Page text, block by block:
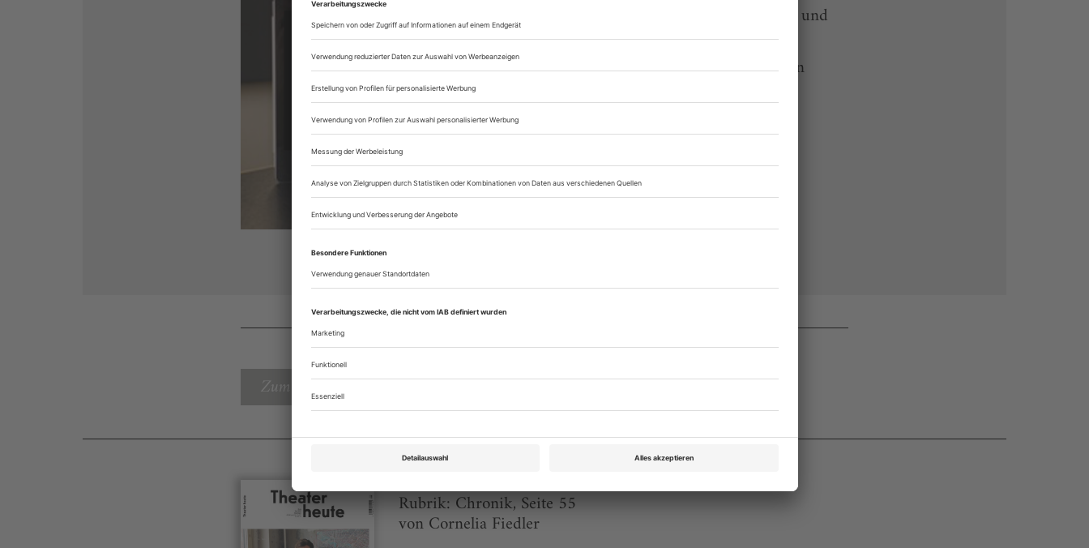
Zugang zur Theater-heute-App und
zum ePaper
Lesegenuss auf allen Endgeräten
sofort nutzen
Zum Inhaltsverzeichnis
Rubrik: Chronik, Seite 55
von Cornelia Fiedler